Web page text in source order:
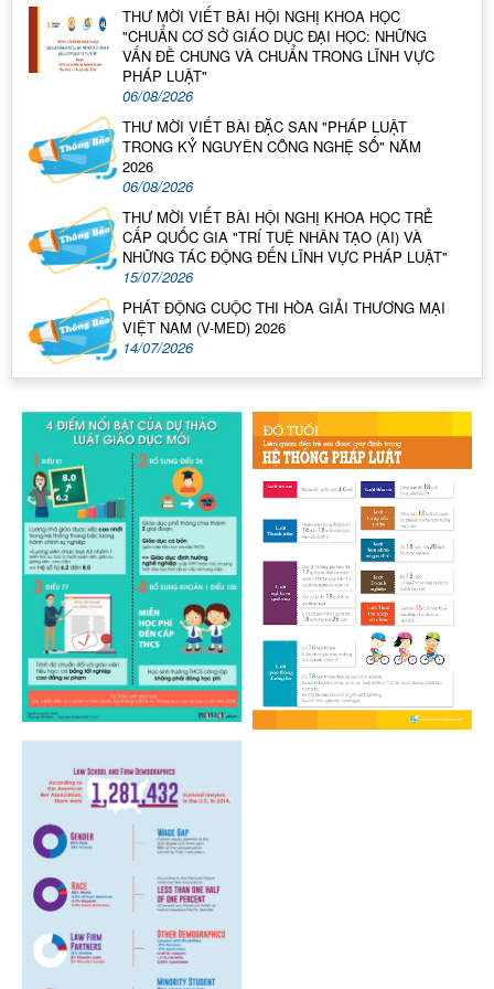
THƯ MỜI VIẾT BÀI HỘI NGHỊ KHOA HỌC
"CHUẨN CƠ SỞ GIÁO DỤC ĐẠI HỌC: NHỮNG
VẤN ĐỀ CHUNG VÀ CHUẨN TRONG LĨNH VỰC
PHÁP LUẬT"
06/08/2026
THƯ MỜI VIẾT BÀI ĐẶC SAN "PHÁP LUẬT
TRONG KỶ NGUYÊN CÔNG NGHỆ SỐ" NĂM
2026
06/08/2026
THƯ MỜI VIẾT BÀI HỘI NGHỊ KHOA HỌC TRẺ
CẤP QUỐC GIA "TRÍ TUỆ NHÂN TẠO (AI) VÀ
NHỮNG TÁC ĐỘNG ĐẾN LĨNH VỰC PHÁP LUẬT"
15/07/2026
PHÁT ĐỘNG CUỘC THI HÒA GIẢI THƯƠNG MẠI
VIỆT NAM (V-MED) 2026
14/07/2026